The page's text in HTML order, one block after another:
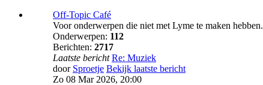
Off-Topic Café
Voor onderwerpen die niet met Lyme te maken
Onderwerpen: 112
Berichten: 2717
Laatste bericht Re: Muziek
door Sproetje Bekijk laatste bericht
Zo 08 Mar 2026, 20:00